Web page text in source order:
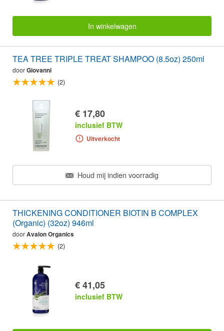
In winkelwagen
TEA TREE TRIPLE TREAT SHAMPOO (8.5oz) 250ml
doorGiovanni
(2)
€ 17,80
inclusief BTW
Uitverkocht
Houd mij indien voorradig
THICKENING CONDITIONER BIOTIN B COMPLEX
(Organic) (32oz) 946ml
doorAvalon Organics
(2)
€ 41,05
inclusief BTW